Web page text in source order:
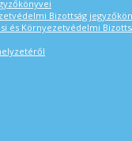
Bizottság
és Környezetvédelmi